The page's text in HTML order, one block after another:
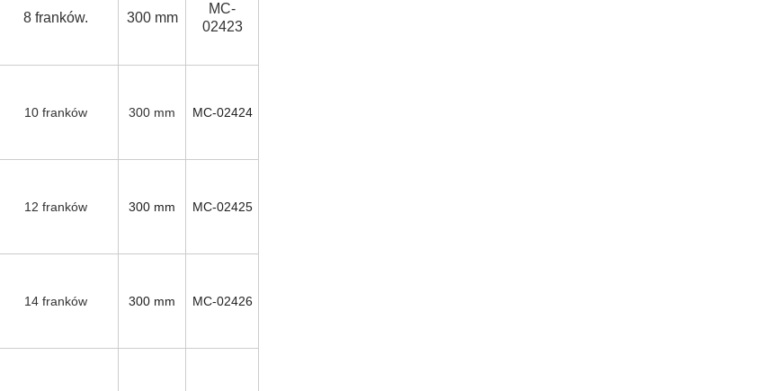
8 franków. 300 mm
MC-
02423
10 franków 300 mm MC-02424
12 franków 300 mm MC-02425
14 franków 300 mm MC-02426